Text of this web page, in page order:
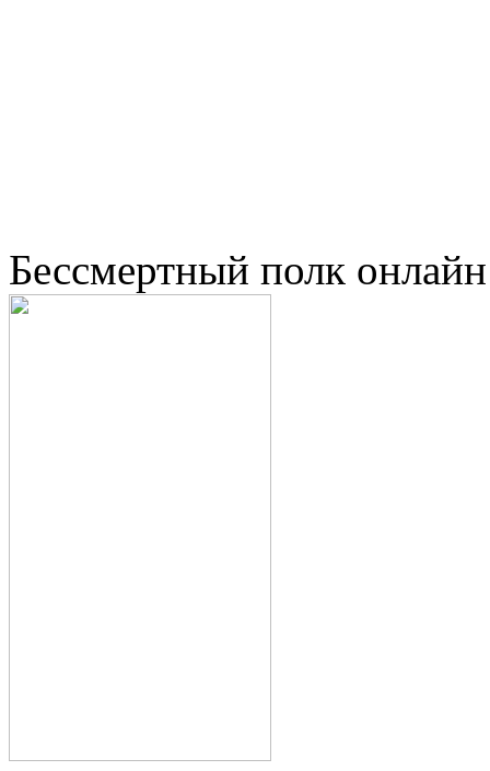
Бессмертный полк онлайн